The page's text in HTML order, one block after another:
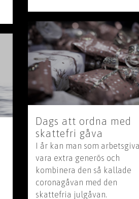
Dags att ordna med
skattefri gåva
I år kan man som
vara extra generös och
kombinera den så kallade
coronagåvan med den
skattefria julgåvan.